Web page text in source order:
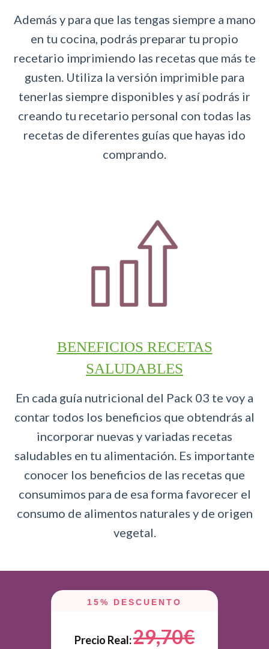
Además y para que las tengas siempre a mano
en tu cocina, podrás preparar tu propio
recetario imprimiendo las recetas que más te
gusten. Utiliza la versión imprimible para
tenerlas siempre disponibles y así podrás ir
creando tu recetario personal con todas las
recetas de diferentes guías que hayas ido
comprando.
BENEFICIOS RECETAS
SALUDABLES
En cada guía nutricional del Pack 03 te voy a
contar todos los beneficios que obtendrás al
incorporar nuevas y variadas recetas
saludables en tu alimentación. Es importante
conocer los beneficios de las recetas que
consumimos para de esa forma favorecer el
consumo de alimentos naturales y de origen
vegetal.
15% DESCUENTO
Precio Real:29,70€